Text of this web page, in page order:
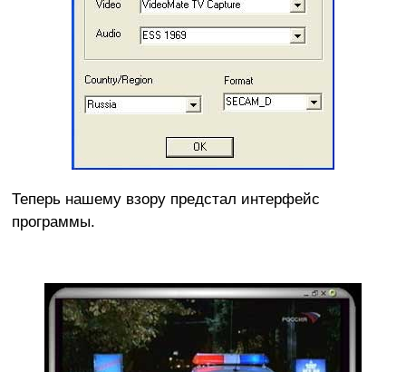
Теперь нашему взору предстал интерфейс
программы.